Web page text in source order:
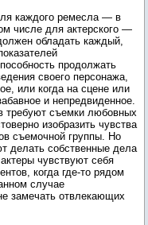
каждого ремесла — в
числе для актерского —
обладать каждый,
продолжать
своего персонажа,
или когда на сцене или
и непредвиденное.
требуют съемки любовных
изобразить чувства
съемочной группы. Но
делать собственные дела
чувствуют себя
когда где-то рядом
случае
замечать отвлекающих